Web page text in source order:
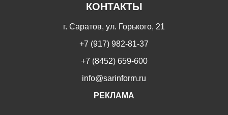
КОНТАКТЫ
г. Саратов, ул. Горького, 21
+7 (917) 982-81-37
+7 (8452) 659-600
info@sarinform.ru
РЕКЛАМА